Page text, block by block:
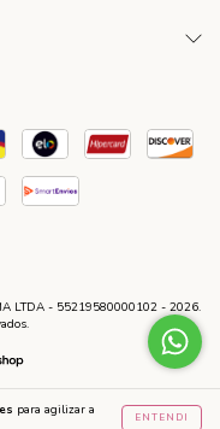
para agilizar a
ENTENDI
LTDA - 55219580000102 - 2026.